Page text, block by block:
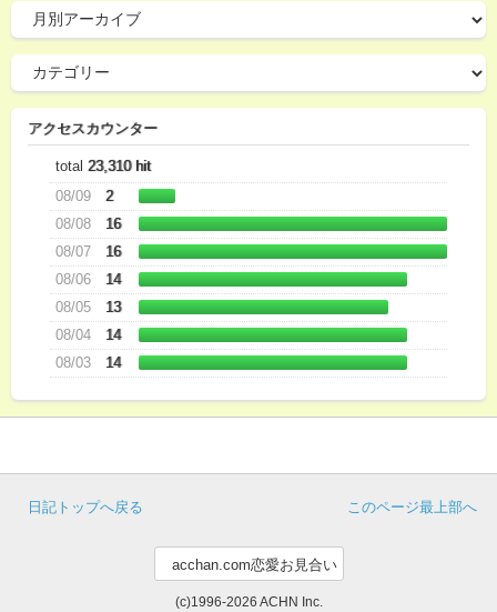
アクセスカウンター
total 23,310 hit
08/09
2
08/08
16
08/07
16
08/06
14
08/05
13
08/04
14
08/03
14
このページ最上部へ
日記トップへ戻る
(c)1996-2026 ACHN Inc.